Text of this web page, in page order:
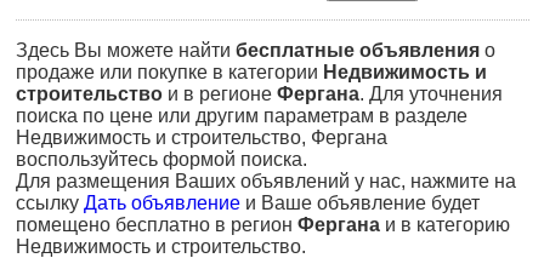
Здесь Вы можете найти бесплатные объявления о
продаже или покупке в категории Недвижимость и
строительство и в регионе Фергана. Для уточнения
поиска по цене или другим параметрам в разделе
Недвижимость и строительство, Фергана
воспользуйтесь формой поиска.
Для размещения Ваших объявлений у нас, нажмите на
ссылку Дать объявление и Ваше объявление будет
помещено бесплатно в регион Фергана и в категорию
Недвижимость и строительство.